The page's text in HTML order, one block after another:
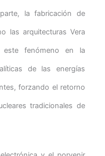
la fabricación de
las arquitecturas Vera
este fenómeno en la
de las energías
forzando el retorno
tradicionales de